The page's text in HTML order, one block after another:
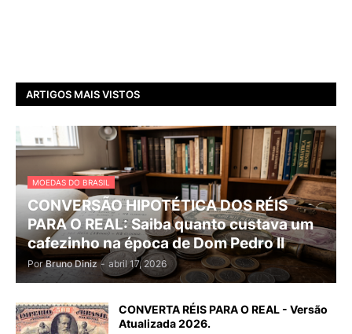
ARTIGOS MAIS VISTOS
MOEDAS DO BRASIL
CONVERSÃO HIPOTÉTICA DOS RÉIS
PARA O REAL: Saiba quanto custava um
cafezinho na época de Dom Pedro II
Por Bruno Diniz - abril 17, 2026
CONVERTA RÉIS PARA O REAL - Versão
Atualizada 2026.